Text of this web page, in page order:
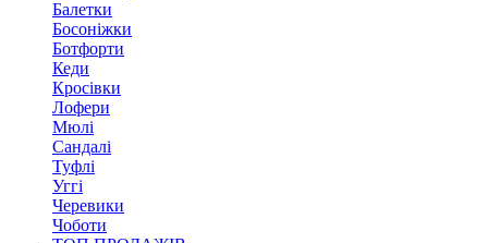
Балетки
Босоніжки
Ботфорти
Кеди
Кросівки
Лофери
Мюлі
Сандалі
Туфлі
Уггі
Черевики
Чоботи